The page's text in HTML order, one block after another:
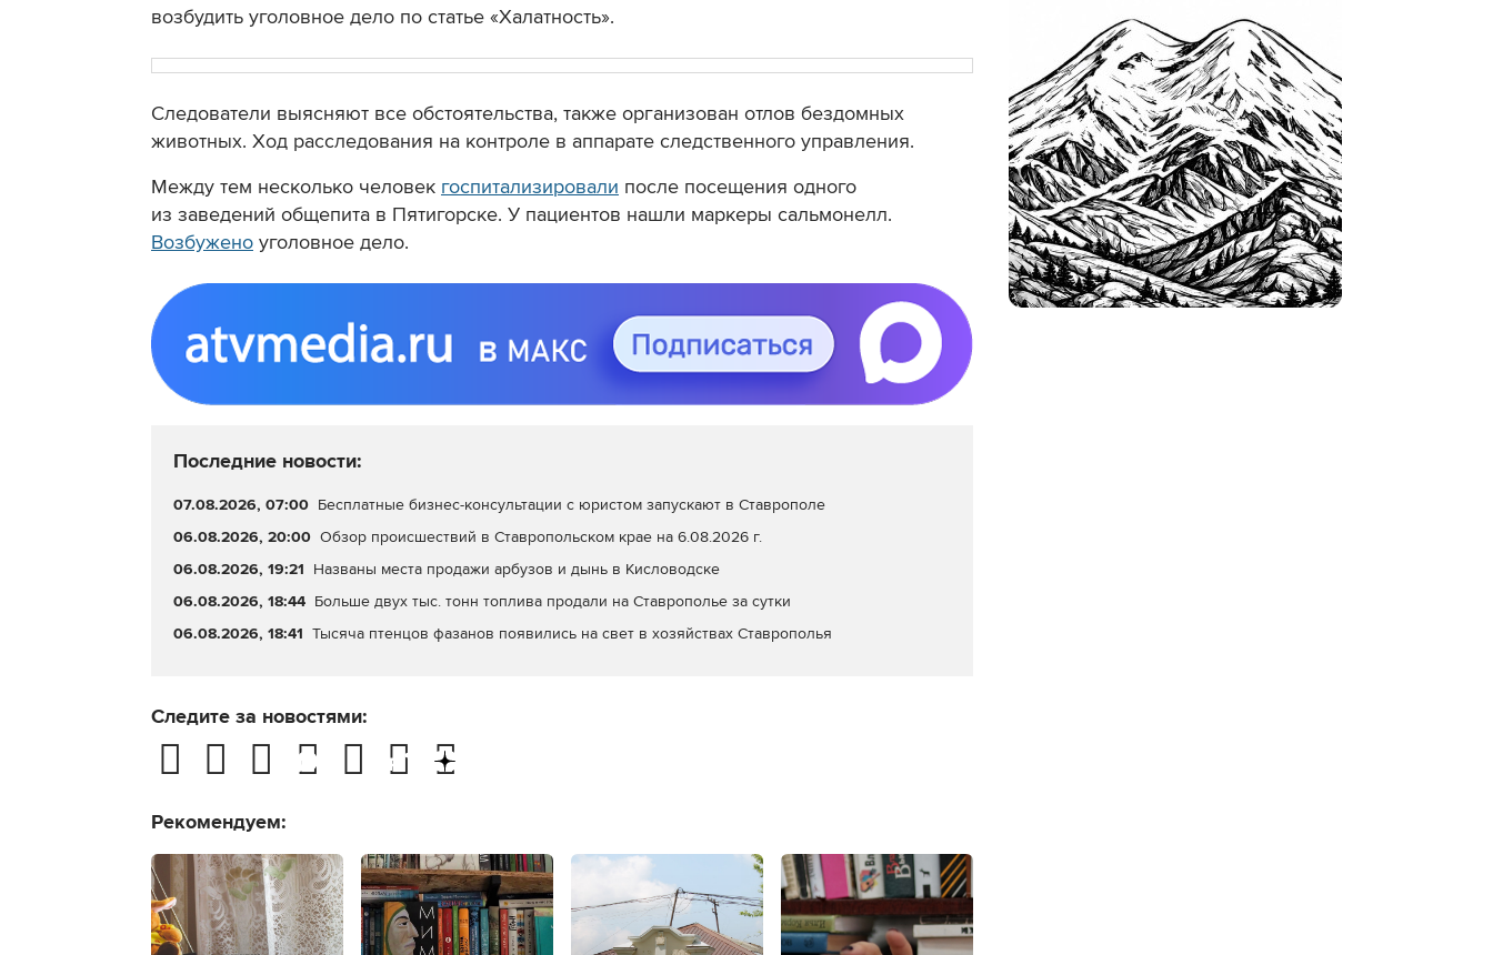
возбудить уголовное дело по статье «Халатность».
Следователи выясняют все обстоятельства, также организован отлов бездомных
животных. Ход расследования на контроле в аппарате следственного управления.
Между тем несколько человек госпитализировали после посещения одного
из заведений общепита в Пятигорске. У пациентов нашли маркеры сальмонелл.
Возбужено уголовное дело.
Последние новости:
07.08.2026, 07:00 Бесплатные бизнес-консультации с юристом запускают в Ставрополе
06.08.2026, 20:00 Обзор происшествий в Ставропольском крае на 6.08.2026 г.
06.08.2026, 19:21 Названы места продажи арбузов и дынь в Кисловодске
06.08.2026, 18:44 Больше двух тыс. тонн топлива продали на Ставрополье за сутки
06.08.2026, 18:41 Тысяча птенцов фазанов появились на свет в хозяйствах Ставрополья
Следите за новостями:
Рекомендуем: